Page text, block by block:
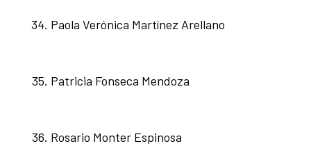
Paola Verónica Martínez Arellano
Patricia Fonseca Mendoza
Rosario Monter Espinosa